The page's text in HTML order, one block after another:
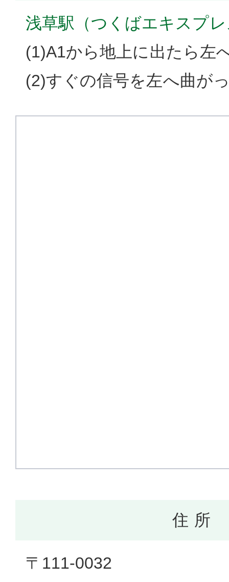
浅草駅（つくばエキスプ
(1)A1から地上に出たら左
(2)すぐの信号を左へ曲が
住 所
〒111-0032